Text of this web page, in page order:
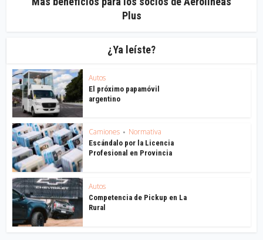
Plus
¿Ya leíste?
Autos
El próximo papamóvil
argentino
Camiones • Normativa
Escándalo por la Licencia
Profesional en Provincia
Autos
Competencia de Pickup en La
Rural